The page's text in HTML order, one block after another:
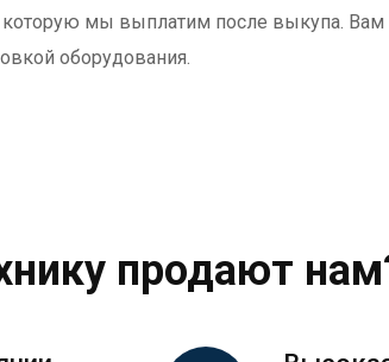
которую мы выплатим после выкупа. Вам
оборудования.
продают